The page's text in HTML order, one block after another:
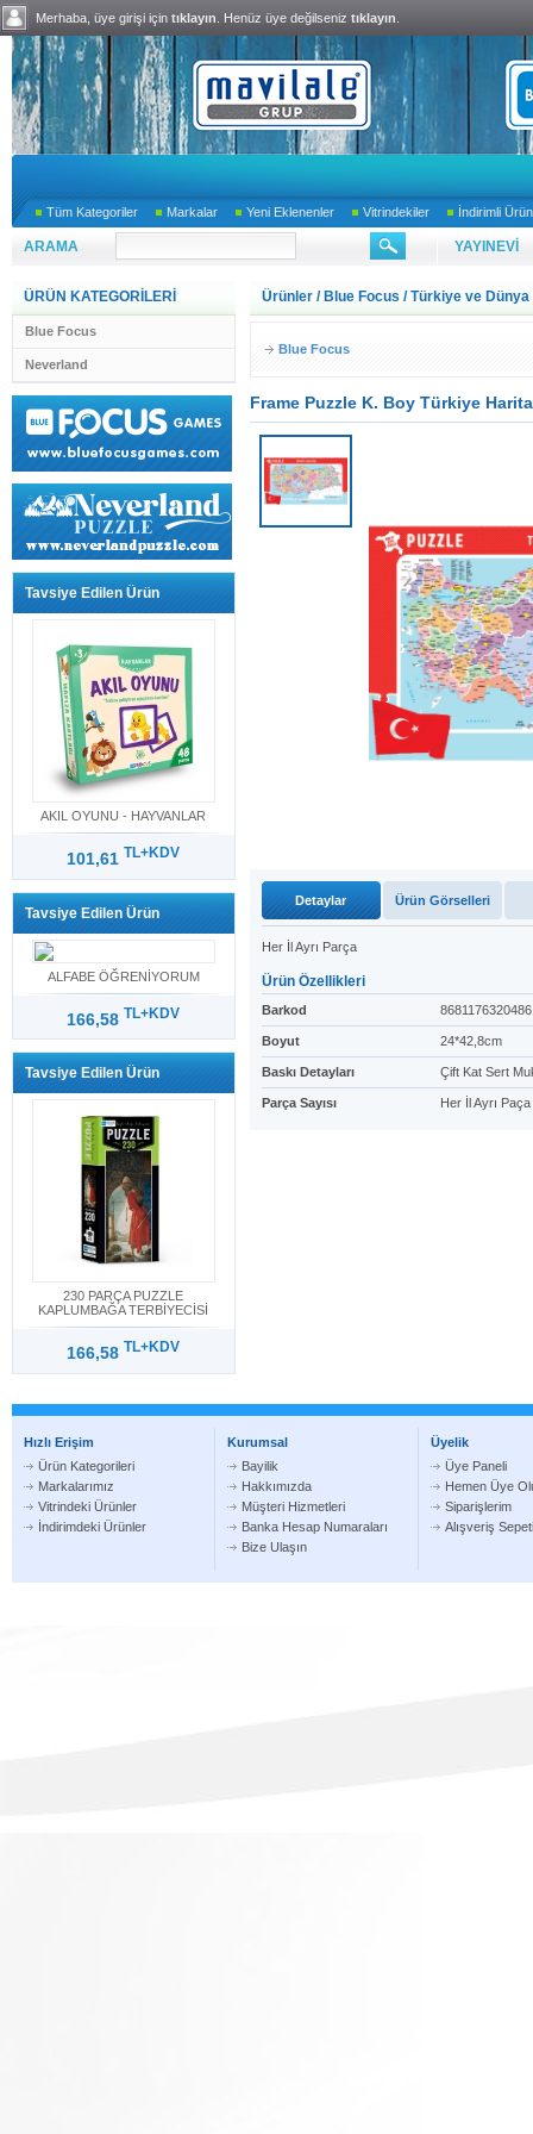
Merhaba, üye girişi için tıklayın . Henüz üye değilseniz tıklayın
Tüm Kategoriler Markalar Yeni Eklenenler Vitrindekiler İndirimli
ARAMA YAYINEVİ
ÜRÜN KATEGORİLERİ
Blue Focus
Neverland
Tavsiye Edilen Ürün
AKIL OYUNU - HAYVANLAR
101,61 TL+KDV
Tavsiye Edilen Ürün
ALFABE ÖĞRENİYORUM
166,58 TL+KDV
Tavsiye Edilen Ürün
230 PARÇA PUZZLE
KAPLUMBAĞA TERBİYECİSİ
166,58 TL+KDV
Ürünler / Blue Focus /Türkiye ve Dünya
Blue Focus
Frame Puzzle K. Boy Türkiye
Detaylar Ürün Görselleri
Her İl Ayrı Parça
Ürün Özellikleri
Barkod 8681176320486
Boyut 24*42,8cm
Baskı Detayları Çift Kat Sert
Parça Sayısı Her İl Ayrı Paça
Hızlı Erişim
Ürün Kategorileri
Markalarımız
Vitrindeki Ürünler
İndirimdeki Ürünler
Kurumsal
Bayilik
Hakkımızda
Müşteri Hizmetleri
Banka Hesap Numaraları
Bize Ulaşın
Üyelik
Üye Paneli
Hemen Üye
Siparişlerim
Alışveriş